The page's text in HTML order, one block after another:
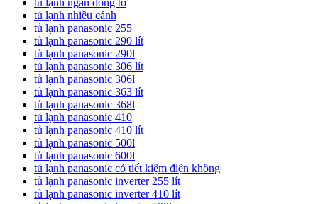
tủ lạnh nhiều cánh
tủ lạnh panasonic 255
tủ lạnh panasonic 290 lít
tủ lạnh panasonic 290l
tủ lạnh panasonic 306 lít
tủ lạnh panasonic 306l
tủ lạnh panasonic 363 lít
tủ lạnh panasonic 368l
tủ lạnh panasonic 410
tủ lạnh panasonic 410 lít
tủ lạnh panasonic 500l
tủ lạnh panasonic 600l
tủ lạnh panasonic có tiết kiệm điện không
tủ lạnh panasonic inverter 255 lít
tủ lạnh panasonic inverter 410 lít